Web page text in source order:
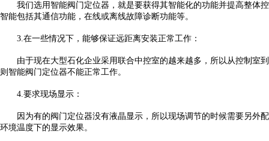
我们选用智能阀门定位器，就是要获得其智能化的功能并提高整体
智能包括其通信功能，在线或离线故障诊断功能等。
3.在一些情况下，能够保证远距离安装正常工作：
由于现在大型石化企业采用联合中控室的越来越多，所以从控制室
则智能阀门定位器不能正常工作。
4.要求现场显示：
因为有的阀门定位器没有液晶显示，所以现场调节的时候需要另外
环境温度下的显示效果。